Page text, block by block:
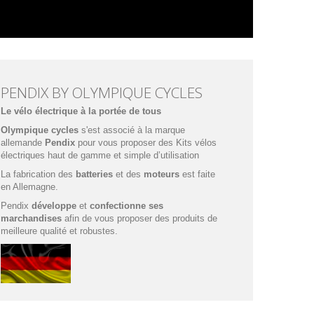
PENDIX BY OLYMPIQUE CYCLES
Le vélo électrique à la portée de tous
Olympique cycles s'est associé à la marque
allemande Pendix pour vous proposer des Kits vélos
électriques haut de gamme et simple d’utilisation
La fabrication des batteries et des moteurs est faite
en Allemagne.
Pendixdéveloppeetconfectionne ses
marchandises afin de vous proposer des produits de
meilleure qualité et robustes.